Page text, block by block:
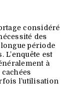
considéré
des
période
L’enquête est
à
l’utilisation